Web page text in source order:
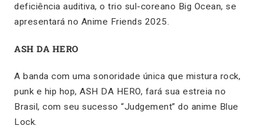
deficiência auditiva, o trio sul-coreano Big Ocean, se
apresentará no Anime Friends 2025.
ASH DA HERO
A banda com uma sonoridade única que mistura rock,
punk e hip hop, ASH DA HERO, fará sua estreia no
Brasil, com seu sucesso “Judgement” do anime Blue
Lock.